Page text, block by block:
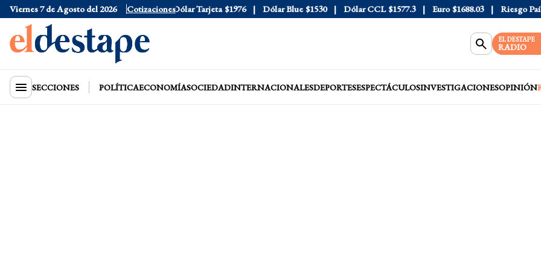
Viernes 7 de Agosto del 2026 Cotizaciones
Dólar Oficial $1520 Dólar Tarjeta $1976 Dólar Blue $1530 Dólar CCL $1577.3 Euro $1688.03 Riesgo País
EL DESTAPE
RADIO
SECCIONES POLÍTICAECONOMÍASOCIEDADINTERNACIONALESDEPORTESESPECTÁCULOSINVESTIGACIONESOPINIÓN